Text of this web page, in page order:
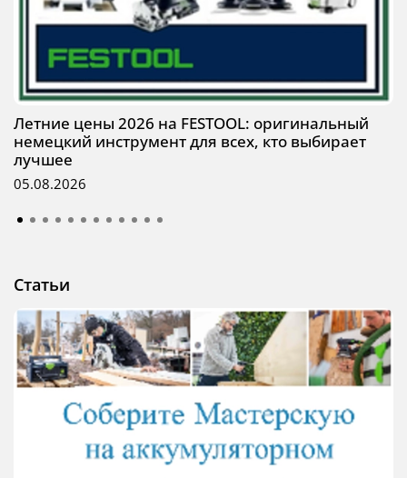
Летние цены 2026 на FESTOOL: оригинальный
немецкий инструмент для всех, кто выбирает
лучшее
05.08.2026
Статьи